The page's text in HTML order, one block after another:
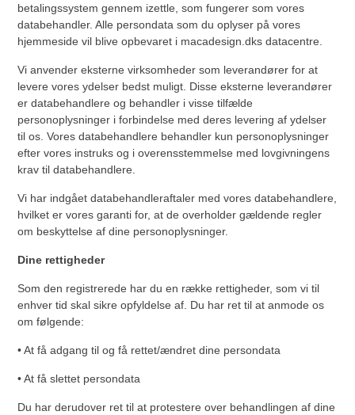
betalingssystem gennem izettle, som fungerer som vores
databehandler. Alle persondata som du oplyser på vores
hjemmeside vil blive opbevaret i macadesign.dks datacentre.
Vi anvender eksterne virksomheder som leverandører for at
levere vores ydelser bedst muligt. Disse eksterne leverandører
er databehandlere og behandler i visse tilfælde
personoplysninger i forbindelse med deres levering af ydelser
til os. Vores databehandlere behandler kun personoplysninger
efter vores instruks og i overensstemmelse med lovgivningens
krav til databehandlere.
Vi har indgået databehandleraftaler med vores databehandlere,
hvilket er vores garanti for, at de overholder gældende regler
om beskyttelse af dine personoplysninger.
Dine rettigheder
Som den registrerede har du en række rettigheder, som vi til
enhver tid skal sikre opfyldelse af. Du har ret til at anmode os
om følgende:
• At få adgang til og få rettet/ændret dine persondata
• At få slettet persondata
Du har derudover ret til at protestere over behandlingen af dine